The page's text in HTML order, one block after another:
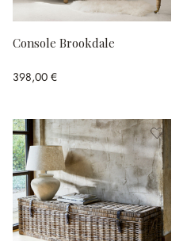
Console Brookdale
398,00 €